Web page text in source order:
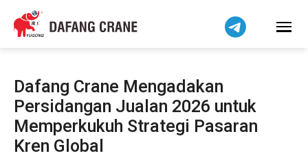
Dafang Crane Mengadakan
Persidangan Jualan 2026 untuk
Memperkukuh Strategi Pasaran
Kren Global
हिन्दी
Bahasa Indonesia
বাংলা
فارسی
Pilipino